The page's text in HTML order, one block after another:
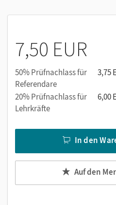
Mit Themenwortschatz,
7,50 EUR
50% Prüfnachlass für
Referendare
3,75
20% Prüfnachlass für
Lehrkräfte
6,00
In den
Auf den